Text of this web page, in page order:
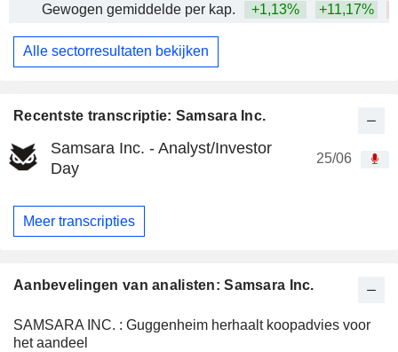
Recentste transcriptie: Samsara Inc.
Samsara Inc. - Analyst/Investor
Day
25/06
Meer transcripties
Aanbevelingen van analisten: Samsara Inc.
SAMSARA INC. : Guggenheim herhaalt koopadvies voor
het aandeel
Gewogen gemiddelde per kap.
+1,13% +11,17%
Alle sectorresultaten bekijken